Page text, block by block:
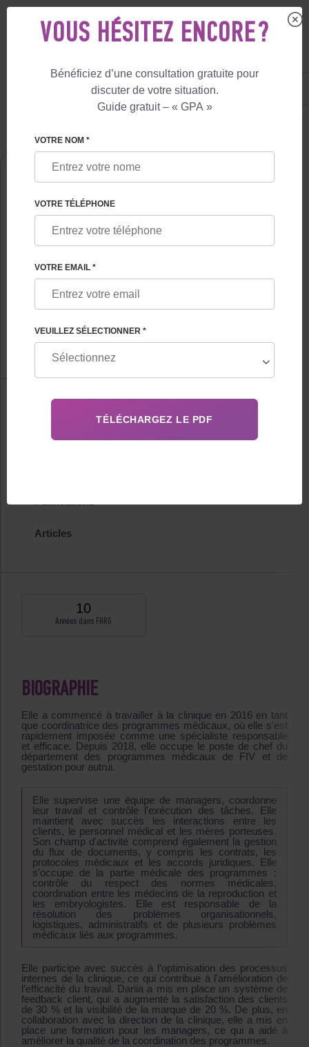
+33 805 081 801
FESKOVA DARYA
Chef d'équipe du département de gestion des programmes
FHRG Coordination des programmes
Information
Biographie
Articles
10
Années dans FHRG
BIOGRAPHIE
Elle a commencé à travailler à la clinique en 2016 en tant
que coordinatrice des programmes médicaux, où elle s'est
rapidement imposée comme une spécialiste responsable
et efficace. Depuis 2018, elle occupe le poste de chef du
département des programmes médicaux de FIV et de
gestation pour autrui.
Elle supervise une équipe de managers, coordonne
leur travail et contrôle l'exécution des tâches. Elle
maintient avec succès les interactions entre les
clients, le personnel médical et les mères porteuses.
Son champ d'activité comprend également la gestion
du flux de documents, y compris les contrats, les
protocoles médicaux et les accords juridiques. Elle
s'occupe de la partie médicale des programmes :
contrôle du respect des normes médicales,
coordination entre les médecins de la reproduction et
les embryologistes. Elle est responsable de la
résolution des problèmes organisationnels,
logistiques, administratifs et de plusieurs problèmes
médicaux liés aux programmes.
Elle participe avec succès à l’optimisation des processus
internes de la clinique, ce qui contribue à l'amélioration de
l’efficacité du travail. Dariia a mis en place un système de
feedback client, qui a augmenté la satisfaction des clients
de 30 % et la visibilité de la marque de 20 %. De plus, en
collaboration avec la direction de la clinique, elle a mis en
place une formation pour les managers, ce qui a aidé à
améliorer la qualité de la coordination des programmes.
VOUS HÉSITEZ ENCORE ?
Bénéficiez d’une consultation gratuite pour
discuter de votre situation.
Guide gratuit – « GPA »
VOTRE NOM *
VOTRE TÉLÉPHONE
VOTRE EMAIL *
VEUILLEZ SÉLECTIONNER *